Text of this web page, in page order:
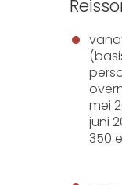
mei
juni
350